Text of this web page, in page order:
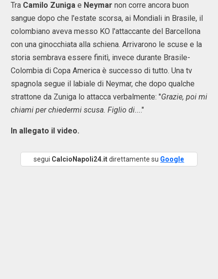
Tra Camilo Zuniga e Neymar non corre ancora buon
sangue dopo che l'estate scorsa, ai Mondiali in Brasile, il
colombiano aveva messo KO l'attaccante del Barcellona
con una ginocchiata alla schiena. Arrivarono le scuse e la
storia sembrava essere finitì, invece durante Brasile-
Colombia di Copa America è successo di tutto. Una tv
spagnola segue il labiale di Neymar, che dopo qualche
strattone da Zuniga lo attacca verbalmente: "Grazie, poi mi
chiami per chiedermi scusa. Figlio di...."
In allegato il video.
segui CalcioNapoli24.itdirettamente su Google